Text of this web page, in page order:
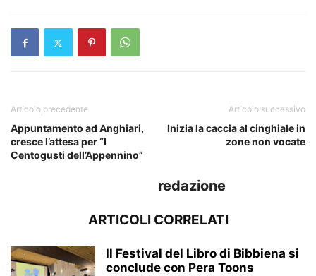
Articolo precedente
Appuntamento ad Anghiari,
cresce l’attesa per “I
Centogusti dell’Appennino”
Articolo successivo
Inizia la caccia al cinghiale in
zone non vocate
redazione
ARTICOLI CORRELATI
Il Festival del Libro di Bibbiena si
conclude con Pera Toons